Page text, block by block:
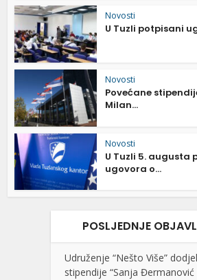
Novosti
U Tuzli potpisani
Novosti
Povećane
Milan...
Novosti
U Tuzli 5. augusta
ugovora o...
POSLJEDNJE
Udruženje “Nešto Više”
stipendije “Sanja Đermanović